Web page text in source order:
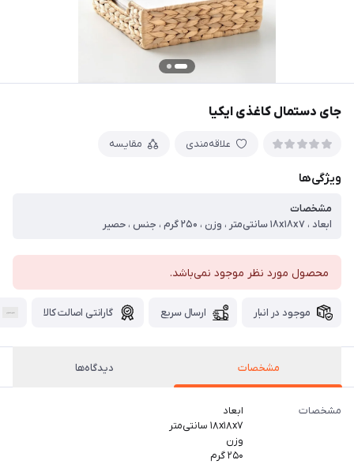
جای دستمال کاغذی ایکیا
علاقه‌مندی مقایسه
ویژگی‌ها
مشخصات
ابعاد ، ۱۸x۱۸x۷ سانتی‌متر ، وزن ، ۲۵۰ گرم ، جنس ، حصیر
محصول مورد نظر موجود نمی‌باشد.
موجود در انبار ارسال سریع گارانتی اصالت کالا
مشخصات دیدگاه‌ها
مشخصات
ابعاد
۱۸x۱۸x۷ سانتی‌متر
وزن
۲۵۰ گرم